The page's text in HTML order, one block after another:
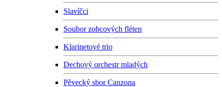
Slavíčci
Soubor zobcových fléten
Klarinetové trio
Dechový orchestr mladých
Pěvecký sbor Canzona